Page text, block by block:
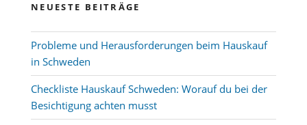
NEUESTE BEITRÄGE
Probleme und Herausforderungen beim Hauskauf
in Schweden
Checkliste Hauskauf Schweden: Worauf du bei der
Besichtigung achten musst